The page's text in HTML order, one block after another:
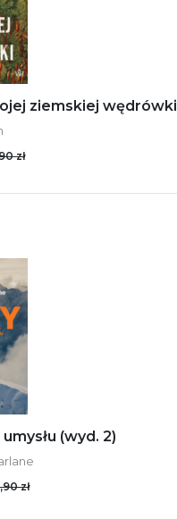
ziemskiej wędrówki
zł
(wyd. 2)
zł